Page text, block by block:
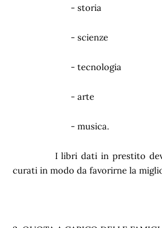
- storia
- scienze
- tecnologia
- arte
- musica.
I libri dati in prestito
curati in modo da favorirne la